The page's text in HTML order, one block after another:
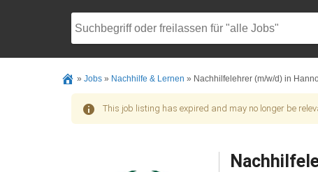
» Jobs » Nachhilfe & Lernen » Nachhilfelehrer (m/w/d) in
This job listing has expired and may no longer be